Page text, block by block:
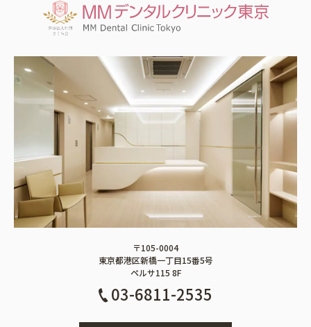
〒105-0004
東京都港区新橋一丁目15番5号
ペルサ115 8F
03-6811-2535